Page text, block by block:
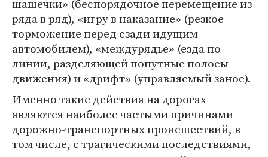
шашечки» (беспорядочное перемещение из
ряда в ряд), «игру в наказание» (резкое
торможение перед сзади идущим
автомобилем), «междурядье» (езда по
линии, разделяющей попутные полосы
движения) и «дрифт» (управляемый занос).
Именно такие действия на дорогах
являются наиболее частыми причинами
дорожно-транспортных происшествий, в
том числе, с трагическими последствиями,